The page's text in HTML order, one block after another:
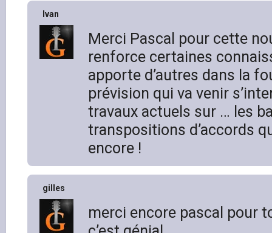
Ivan
Merci Pascal pour cette
renforce certaines
apporte d’autres dans la
prévision qui va venir
travaux actuels sur … les
transpositions d’accords
encore !
gilles
merci encore pascal pour